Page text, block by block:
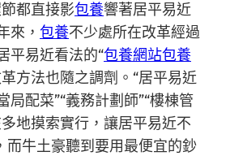
都直接影包養響著居平易近
來， 包養不少處所在改革經過
平易近看法的“包養網站包養
方法也隨之調劑。“居平易近
局配菜”“義務計劃師”“樓棟管
地摸索實行，讓居平易近不
而牛土豪聽到要用最便宜的鈔